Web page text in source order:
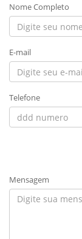
Nome Completo
E-mail
Telefone
Mensagem